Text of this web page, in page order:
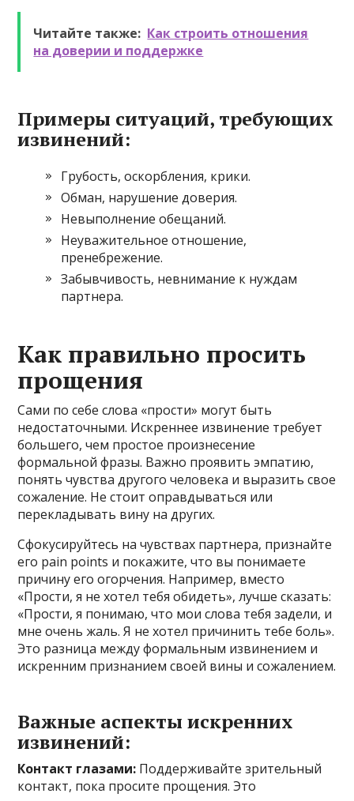
Читайте также: Как строить отношения
на доверии и поддержке
Примеры ситуаций, требующих
извинений:
Грубость, оскорбления, крики.
Обман, нарушение доверия.
Невыполнение обещаний.
Неуважительное отношение,
пренебрежение.
Забывчивость, невнимание к нуждам
партнера.
Как правильно просить
прощения
Сами по себе слова «прости» могут быть
недостаточными. Искреннее извинение требует
большего, чем простое произнесение
формальной фразы. Важно проявить эмпатию,
понять чувства другого человека и выразить свое
сожаление. Не стоит оправдываться или
перекладывать вину на других.
Сфокусируйтесь на чувствах партнера, признайте
его pain points и покажите, что вы понимаете
причину его огорчения. Например, вместо
«Прости, я не хотел тебя обидеть», лучше сказать:
«Прости, я понимаю, что мои слова тебя задели, и
мне очень жаль. Я не хотел причинить тебе боль».
Это разница между формальным извинением и
искренним признанием своей вины и сожалением.
Важные аспекты искренних
извинений:
Контакт глазами: Поддерживайте зрительный
контакт, пока просите прощения. Это